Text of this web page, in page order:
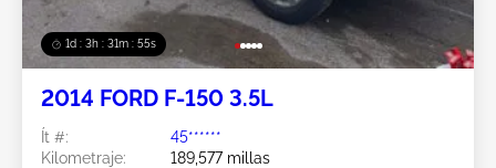
1d : 3h : 31m : 52s
2014 FORD F-150 3.5L
Ít #:
45******
Kilometraje:
189,577 millas